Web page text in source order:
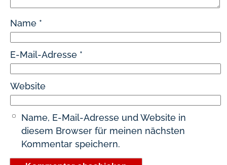
Name *
E-Mail-Adresse *
Website
Name, E-Mail-Adresse und Website in
diesem Browser für meinen nächsten
Kommentar speichern.